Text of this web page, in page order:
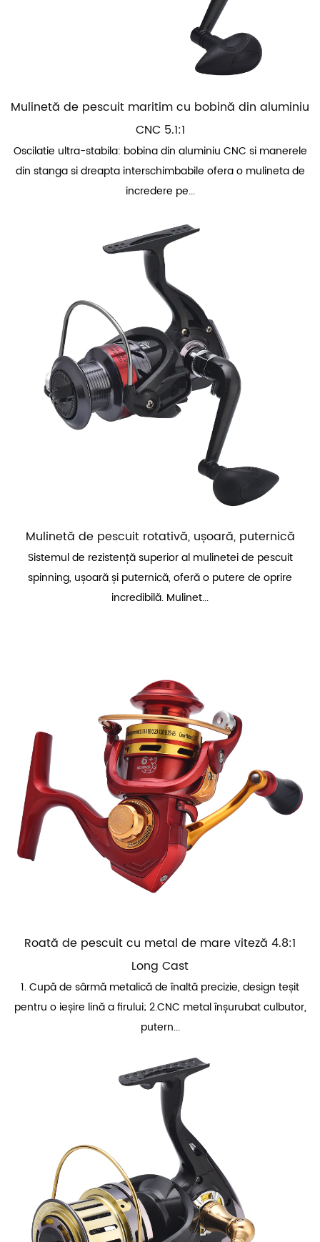
Mulinetă de pescuit maritim cu bobină din aluminiu
CNC 5.1:1
Oscilatie ultra-stabila: bobina din aluminiu CNC si manerele
din stanga si dreapta interschimbabile ofera o mulineta de
incredere pe...
Mulinetă de pescuit rotativă, ușoară, puternică
Sistemul de rezistență superior al mulinetei de pescuit
spinning, ușoară și puternică, oferă o putere de oprire
incredibilă. Mulinet...
Roată de pescuit cu metal de mare viteză 4.8:1
Long Cast
1. Cupă de sârmă metalică de înaltă precizie, design teșit
pentru o ieșire lină a firului; 2.CNC metal înșurubat culbutor,
putern...